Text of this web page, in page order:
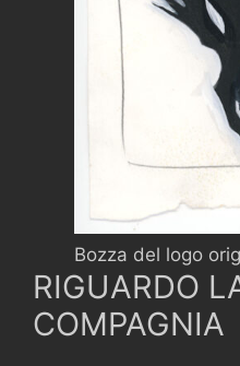
Bozza del logo
RIGUARDO
COMPAGNIA